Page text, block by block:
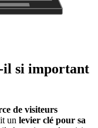
il si important
de visiteurs
un levier clé pour sa